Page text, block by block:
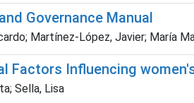
Governance Manual
Martínez-López, Javier; María
Factors Influencing
Sella, Lisa